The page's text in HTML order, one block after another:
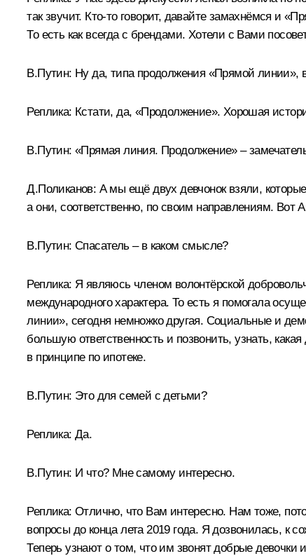
так звучит. Кто-то говорит, давайте замахнёмся и
То есть как всегда с брендами. Хотели с Вами
В.Путин: Ну да, типа продолжения «Прямой линии»,
Реплика: Кстати, да, «Продолжение». Хорошая
В.Путин: «Прямая линия. Продолжение» –
Д.Поликанов: А мы ещё двух девчонок взяли,
а они, соответственно, по своим направлениям. Вот
В.Путин: Спасатель – в каком смысле?
Реплика: Я являюсь членом волонтёрской
международного характера. То есть я помогала
линии», сегодня немножко другая. Социальные и
большую ответственность и позвонить, узнать,
в принципе по ипотеке.
В.Путин: Это для семей с детьми?
Реплика: Да.
В.Путин: И что? Мне самому интересно.
Реплика: Отлично, что Вам интересно. Нам тоже,
вопросы до конца лета 2019 года. Я дозвонилась, к
Теперь узнают о том, что им звонят добрые девочки